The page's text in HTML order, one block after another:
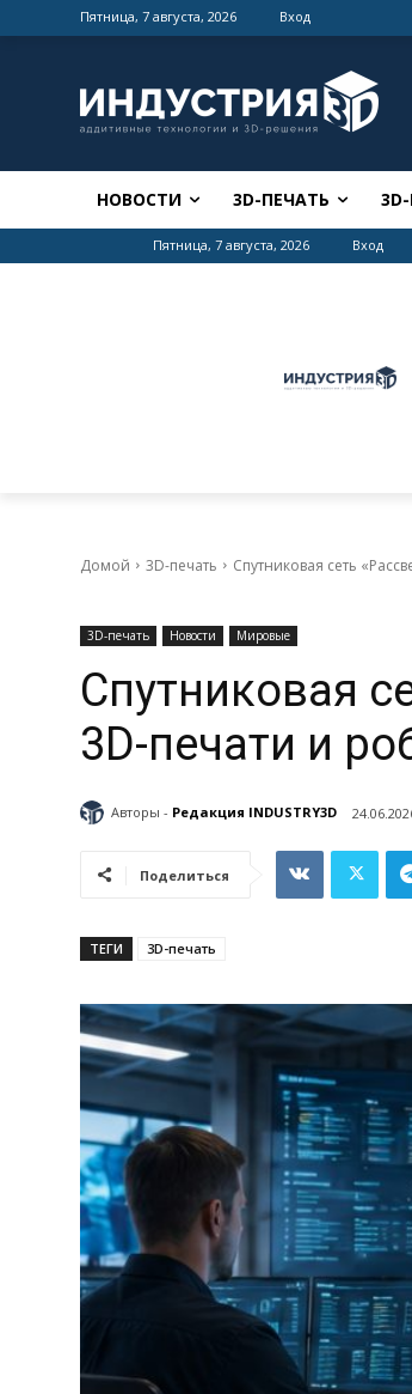
Пятница, 7 августа, 2026 Вход
НОВОСТИ 3D-ПЕЧАТЬ
Пятница, 7 августа, 2026 Вход
Домой 3D-печать Спутниковая сеть
3D-печать Новости Мировые
Спутниковая
3D-печати и
Авторы - Редакция INDUSTRY3D
Поделиться
ТЕГИ 3D-печать